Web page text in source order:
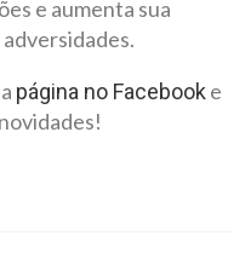
e aumenta sua
página no Facebooke